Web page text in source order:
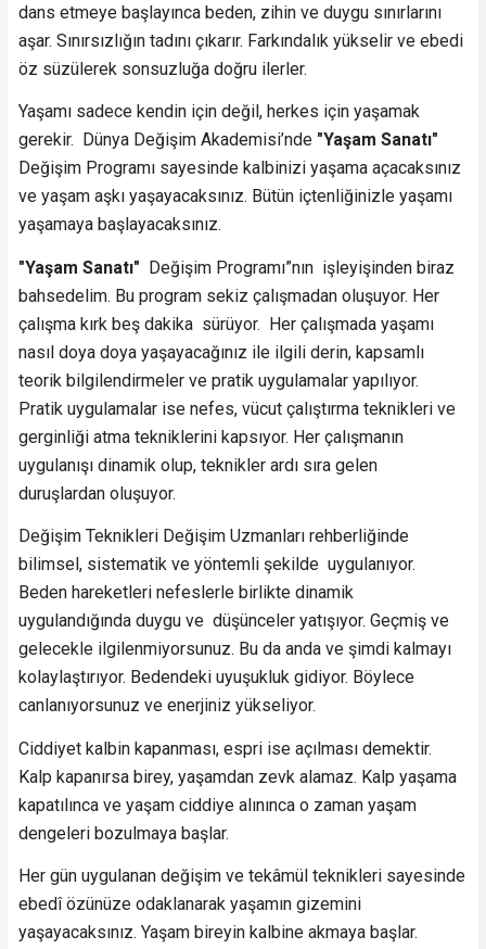
dans etmeye başlayınca beden, zihin ve duygu sınırlarını
aşar. Sınırsızlığın tadını çıkarır. Farkındalık yükselir ve ebedi
öz süzülerek sonsuzluğa doğru ilerler.
Yaşamı sadece kendin için değil, herkes için yaşamak
gerekir. Dünya Değişim Akademisi’nde "Yaşam Sanatı"
Değişim Programı sayesinde kalbinizi yaşama açacaksınız
ve yaşam aşkı yaşayacaksınız. Bütün içtenliğinizle yaşamı
yaşamaya başlayacaksınız.
"Yaşam Sanatı" Değişim Programı”nın işleyişinden biraz
bahsedelim. Bu program sekiz çalışmadan oluşuyor. Her
çalışma kırk beş dakika sürüyor. Her çalışmada yaşamı
nasıl doya doya yaşayacağınız ile ilgili derin, kapsamlı
teorik bilgilendirmeler ve pratik uygulamalar yapılıyor.
Pratik uygulamalar ise nefes, vücut çalıştırma teknikleri ve
gerginliği atma tekniklerini kapsıyor. Her çalışmanın
uygulanışı dinamik olup, teknikler ardı sıra gelen
duruşlardan oluşuyor.
Değişim Teknikleri Değişim Uzmanları rehberliğinde
bilimsel, sistematik ve yöntemli şekilde uygulanıyor.
Beden hareketleri nefeslerle birlikte dinamik
uygulandığında duygu ve düşünceler yatışıyor. Geçmiş ve
gelecekle ilgilenmiyorsunuz. Bu da anda ve şimdi kalmayı
kolaylaştırıyor. Bedendeki uyuşukluk gidiyor. Böylece
canlanıyorsunuz ve enerjiniz yükseliyor.
Ciddiyet kalbin kapanması, espri ise açılması demektir.
Kalp kapanırsa birey, yaşamdan zevk alamaz. Kalp yaşama
kapatılınca ve yaşam ciddiye alınınca o zaman yaşam
dengeleri bozulmaya başlar.
Her gün uygulanan değişim ve tekâmül teknikleri sayesinde
ebedî özünüze odaklanarak yaşamın gizemini
yaşayacaksınız. Yaşam bireyin kalbine akmaya başlar.